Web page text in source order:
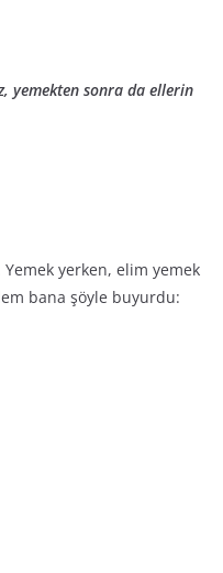
yemekten sonra da ellerin
yerken, elim yemek
bana şöyle buyurdu: